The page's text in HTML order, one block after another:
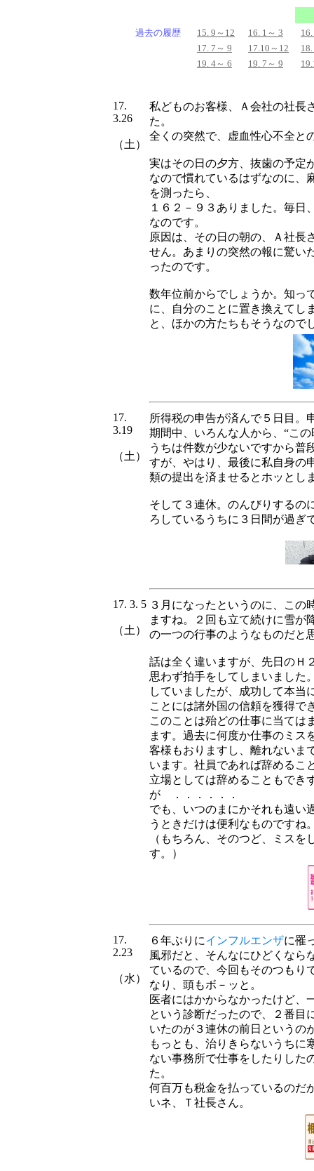
過去の履歴 15. 9～12 16. 1～ 3
17. 7～ 9
17.10～12
19. 4～ 6
19. 7～ 9
17.
3.26
（土）
私どものお客様、Ａ会社の社長
た。
全くの突然で、虚血性心不全と
実はその日の夕方、抜歯の予定
なので慣れているはずなのに、
を測ったら、
１６２－９３ありました。毎日
なのです。
原因は、その日の朝の、Ａ社長
せん。あまりの突然の報に驚い
ったのです。
数年位前からでしょうか。知っ
に、自分のことに置き換えてし
と、ほかの方たちもそうなので
17.
3.19
（土）
所得税の申告が済んで５日目。
期間中、いろんな人から、“こ
うちは件数が少ないですから普
すが、やはり、最後に私自身の
類の提出を済ませるとホッとし
そして３連休。のんびりするの
ろしているうちに３日間が過ぎ
17. 3. 5
（土）
３月になったというのに、この
ますね。２回も立て続けに雪が
の一つの行事のようなものだと
話は全く違いますが、先日のＨ
思わず拍手をしてしまいました
していましたが、成功して本当
ことには諸外国の信頼を獲得で
このことは殆どの仕事に当ては
ます。過去に何度か仕事のミス
客様もおりますし、離れないま
います。社員であれば辞めるこ
立場としては辞めることもでき
が ．．．．．．
でも、いつのまにかそれも遠い
うときだけは便利なものですね
（もちろん、そのつど、ミス
す。）
17.
2.23
（水）
６年ぶりにインフルエンザに罹
風邪だと、そんなにひどくなら
ているので、今回もそのつもり
なり、頭もボ－ッと。
医者にはかからなかったけど、
という診断だったので、２番目
いたのが３連休の前日というの
もっとも、治りきらないうちに
ない事務所で仕事をしたりした
た。
何百万も税金を払っているのだ
いネ、Ｔ社長さん。